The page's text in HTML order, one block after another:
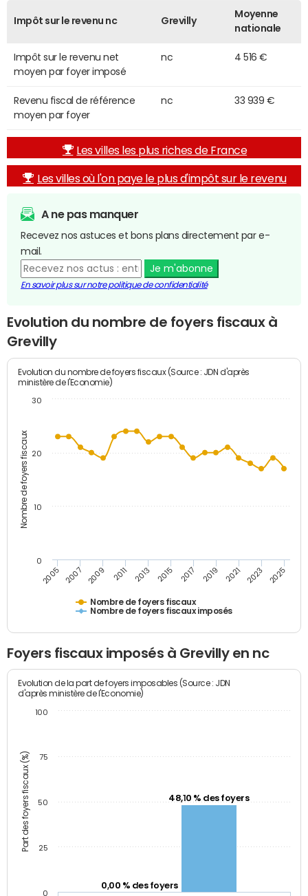
Impôt sur le revenu nc Grevilly
Moyenne
nationale
Impôt sur le revenu net
moyen par foyer imposé
nc 4 516 €
Revenu fiscal de référence
moyen par foyer
nc 33 939 €
Les villes les plus riches de France
Les villes où l'on paye le plus d'impôt sur le revenu
A ne pas manquer
Recevez nos astuces et bons plans directement par e-
mail.
Je m'abonne
En savoir plus sur notre politique de confidentialité
Evolution du nombre de foyers fiscaux à
Grevilly
Nombre de foyers fiscaux
Evolution du nombre de foyers fiscaux (Source : JDN d'après
ministère de l'Economie)
Nombre de foyers fiscaux
Nombre de foyers fiscaux imposés
2005 2007 2009 2011 2013 2015 2017 2019 2021 2023 2025
0
10
20
30
Foyers fiscaux imposés à Grevilly en nc
Part des foyers fiscaux (%)
Evolution de la part de foyers imposables (Source : JDN
d'après ministère de l'Economie)
0,00 % des foyers
48,10 % des foyers
0
25
50
75
100